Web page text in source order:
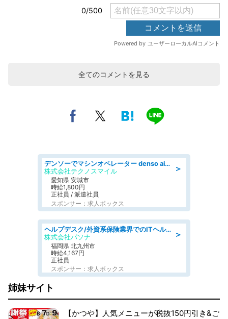
全てのコメントを見る
＞
デンソーでマシンオペレーター denso aichi
株式会社テクノスマイル
愛知県 安城市
時給1,800円
正社員 / 派遣社員
スポンサー：求人ボックス
＞
ヘルプデスク/外資系保険業界でのITヘルプデスク業務/駅近/即日勤務可/ヘルプデスク
株式会社パソナ
福岡県 北九州市
時給4,167円
正社員
スポンサー：求人ボックス
姉妹サイト
【かつや】人気メニューが税抜150円引き&ご